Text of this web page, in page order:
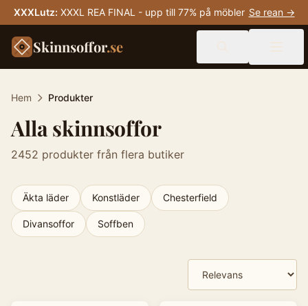
XXXLutz: XXXL REA FINAL - upp till 77% på möbler Se rean →
Skinnsoffor.se
Hem Produkter
Alla skinnsoffor
2452 produkter från flera butiker
Äkta läder Konstläder Chesterfield
Divansoffor Soffben